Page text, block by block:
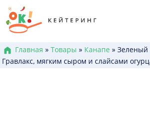
Перейти
содержанию
Главная » Товары » Канапе » Зеленый
Гравлакс, мягким сыром и слайсами